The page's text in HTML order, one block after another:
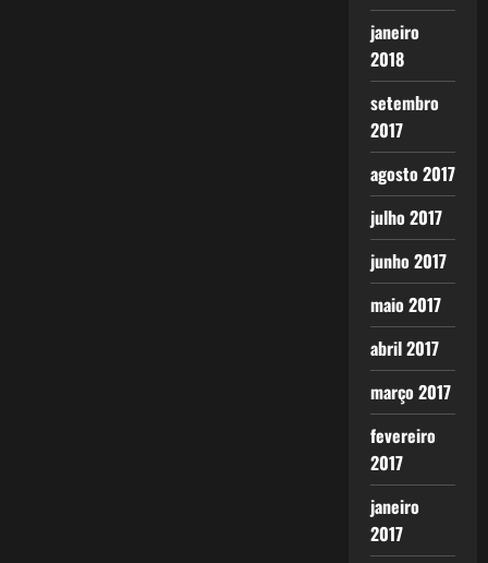
janeiro
2018
setembro
2017
agosto 2017
julho 2017
junho 2017
maio 2017
abril 2017
março 2017
fevereiro
2017
janeiro
2017